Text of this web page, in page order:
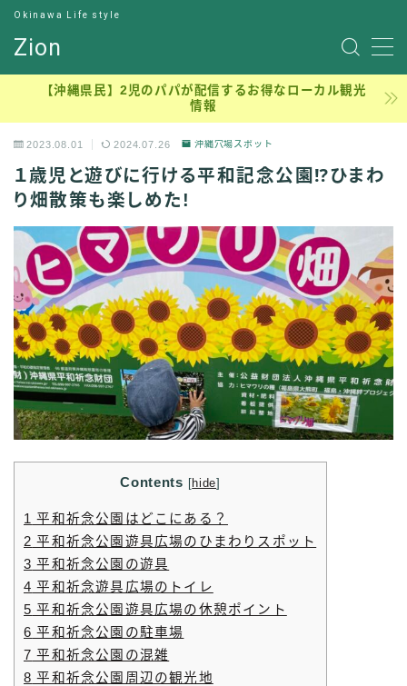
Zion
Okinawa Life style
サンプルページ
プライバシーポリシー
元理学療法士のジロー
利用規約／特定商取引法に基づく表記
沖縄穴場アウトドア、ピクニック、子連れ公園
理学療法士の学生時代
運営者情報
【沖縄県民】2児のパパが配信するお得なローカル観光
情報
2023.08.01 2024.07.26 沖縄穴場スポット
１歳児と遊びに行ける平和記念公園⁉︎ひまわ
り畑散策も楽しめた!
Contents [hide]
1 平和祈念公園はどこにある？
2 平和祈念公園遊具広場のひまわりスポット
3 平和祈念公園の遊具
4 平和祈念遊具広場のトイレ
5 平和祈念公園遊具広場の休憩ポイント
6 平和祈念公園の駐車場
7 平和祈念公園の混雑
8 平和祈念公園周辺の観光地